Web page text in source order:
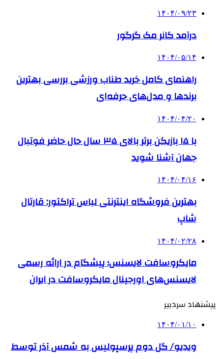
۱۴۰۴/۰۹/۲۳
درآمد کانر مک گرگور
۱۴۰۴/۰۵/۱۴
راهنمای کامل خرید طناب ورزشی بررسی بهترین
برندها و مدل‌های حرفه‌ای
۱۴۰۴/۰۴/۲۰
با ۱۵ بازیکن برتر بالای ۳۵ سال حال حاضر فوتبال
جهان آشنا شوید
۱۴۰۴/۰۴/۱۶
بهترین فروشگاه اینترنتی لباس تراکتور: قارتال
شاپ
۱۴۰۴/۰۲/۲۸
مایکروسافت لایسنس؛ پیشگام در ارائه رسمی
لایسنس‌های اورجینال مایکروسافت در ایران
پیشنهاد سردبیر
۱۴۰۴/۰۱/۱۰
ویدیو/ گل دوم پرسپولیس به شمس آذر توسط